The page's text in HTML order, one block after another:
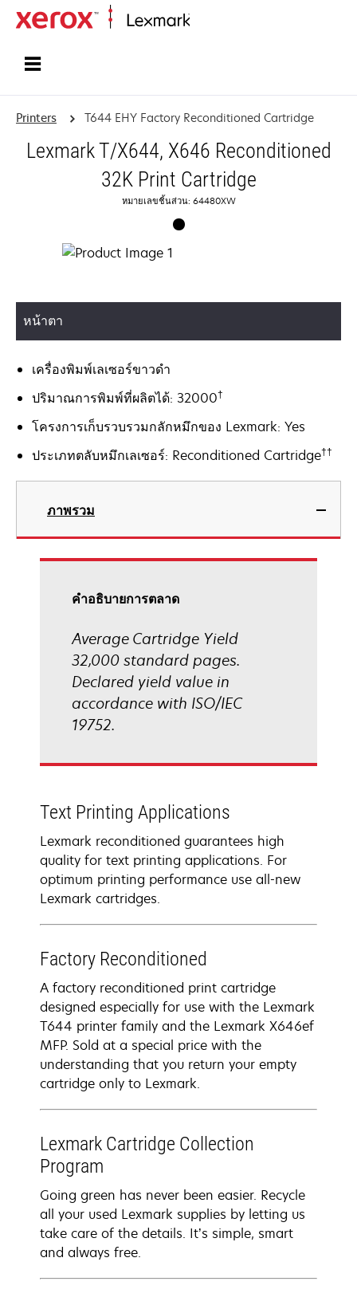
Printers T644 EHY Factory Reconditioned Cartridge
Lexmark T/X644, X646 Reconditioned
32K Print Cartridge
หมายเลขชิ้นส่วน: 64480XW
หน้าตา
เครื่องพิมพ์เลเซอร์ขาวดำ
ปริมาณการพิมพ์ที่ผลิตได้: 32000†
โครงการเก็บรวบรวมกลักหมึกของ Lexmark: Yes
ประเภทตลับหมึกเลเซอร์: Reconditioned Cartridge††
ภาพรวม
คําอธิบายการตลาด
Average Cartridge Yield
32,000 standard pages.
Declared yield value in
accordance with ISO/IEC
19752.
Text Printing Applications
Lexmark reconditioned guarantees high
quality for text printing applications. For
optimum printing performance use all-new
Lexmark cartridges.
Factory Reconditioned
A factory reconditioned print cartridge
designed especially for use with the Lexmark
T644 printer family and the Lexmark X646ef
MFP. Sold at a special price with the
understanding that you return your empty
cartridge only to Lexmark.
Lexmark Cartridge Collection
Program
Going green has never been easier. Recycle
all your used Lexmark supplies by letting us
take care of the details. It’s simple, smart
and always free.